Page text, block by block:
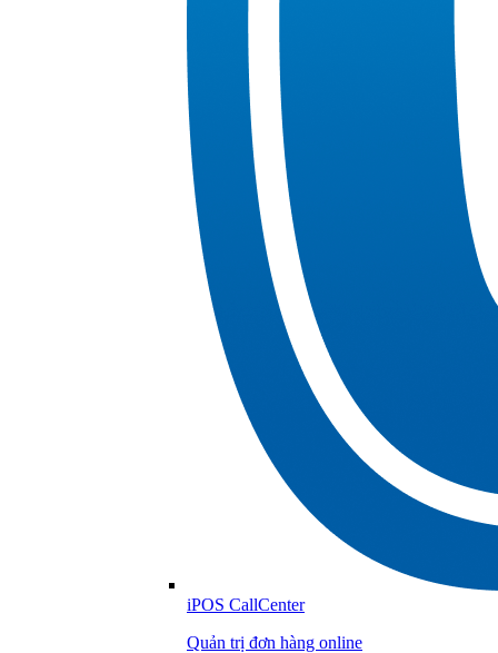
iPOS CallCenter
Quản trị đơn hàng online